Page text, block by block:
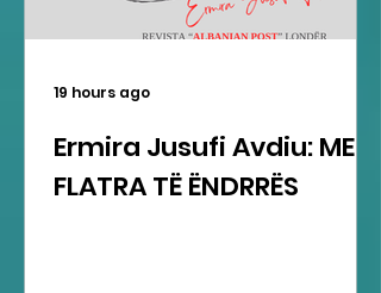
Ermira Jusufi Avdiu: ME
FLATRA TË ËNDRRËS
19 hours ago